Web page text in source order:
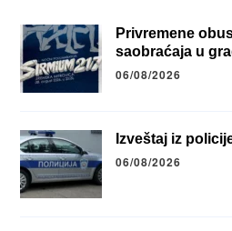
Privremene
saobraćaja u
06/08/2026
Izveštaj iz
06/08/2026